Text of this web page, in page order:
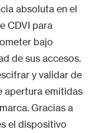
absoluta en el
CDVI para
bajo
de sus accesos.
y validar de
apertura emitidas
Gracias a
el dispositivo